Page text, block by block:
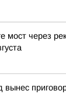
мост через
вынес